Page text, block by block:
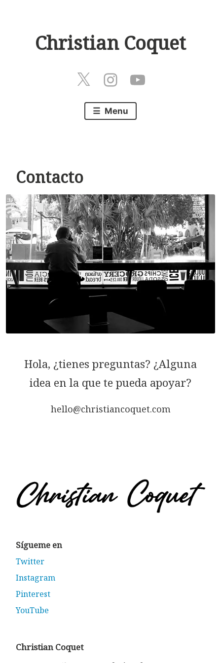
Christian Coquet
Twitter
Instagram
Play
Menu
Contacto
Hola, ¿tienes preguntas? ¿Alguna
idea en la que te pueda apoyar?
hello@christiancoquet.com
Sígueme en
Twitter
Instagram
Pinterest
YouTube
Christian Coquet